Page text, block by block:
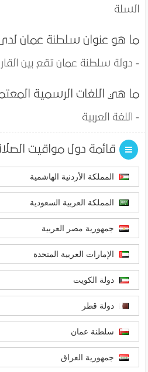
السلة
ما هو عنوان سلطنة عمان
- دولة سلطنة عمان تقع بين
ما هي اللغات الرسمية
- اللغة العربية
قائمة دول مواقيت
المملكة الأردنية الهاشمية
المملكة العربية السعودية
جمهورية مصر العربية
الإمارات العربية المتحدة
دولة الكويت
دولة قطر
سلطنة عمان
جمهورية العراق